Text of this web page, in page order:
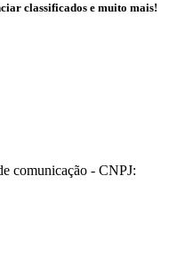
classificados e muito mais!
comunicação - CNPJ: